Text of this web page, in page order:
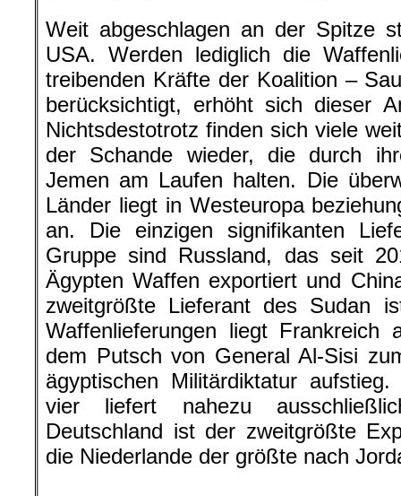
Weit abgeschlagen an der Spitze
USA. Werden lediglich die
treibenden Kräfte der Koalition –
berücksichtigt, erhöht sich dieser
Nichtsdestotrotz finden sich viele
der Schande wieder, die durch
Jemen am Laufen halten. Die
Länder liegt in Westeuropa
an. Die einzigen signifikanten
Gruppe sind Russland, das seit
Ägypten Waffen exportiert und
zweitgrößte Lieferant des Sudan
Waffenlieferungen liegt
dem Putsch von General Al-Sisi
ägyptischen Militärdiktatur
vier liefert nahezu
Deutschland ist der zweitgrößte
die Niederlande der größte nach